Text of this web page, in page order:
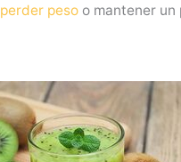
perder pesoo mantener un